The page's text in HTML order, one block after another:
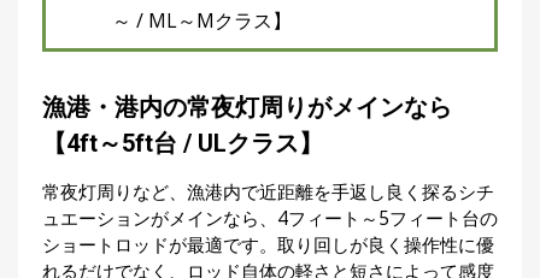
～ / ML～Mクラス】
漁港・港内の常夜灯周りがメインなら
【4ft～5ft台 / ULクラス】
常夜灯周りなど、漁港内で近距離を手返し良く探るシチ
ュエーションがメインなら、4フィート～5フィート台の
ショートロッドが最適です。取り回しが良く操作性に優
れるだけでなく、ロッド自体の軽さと短さによって感度